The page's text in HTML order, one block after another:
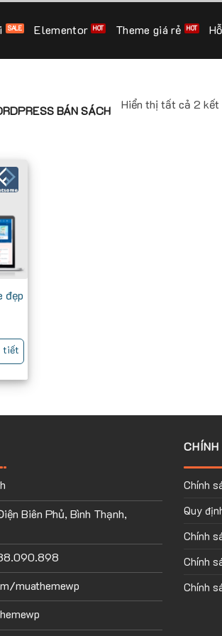
Elementor Theme giá rẻ
BÁN SÁCH
Hiển thị tất cả 2 kết
đẹp
₫.
tiết
Biên Phủ, Bình Thạnh,
muathemewp
Chính
Quy
Chính
Chính
Chính